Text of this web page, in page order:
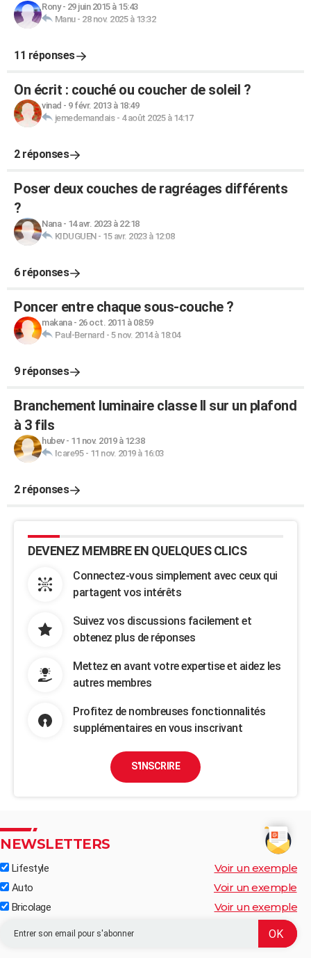
Rony- 29 juin 2015 à 15:43
Manu- 28 nov. 2025 à 13:32
11 réponses
On écrit : couché ou coucher de soleil ?
vinad - 9 févr. 2013 à 18:49
jemedemandais- 4 août 2025 à 14:17
2 réponses
Poser deux couches de ragréages différents
?
Nana- 14 avr. 2023 à 22:18
KIDUGUEN- 15 avr. 2023 à 12:08
6 réponses
Poncer entre chaque sous-couche ?
makana- 26 oct. 2011 à 08:59
Paul-Bernard - 5 nov. 2014 à 18:04
9 réponses
Branchement luminaire classe II sur un plafond
à 3 fils
hubev- 11 nov. 2019 à 12:38
Icare95- 11 nov. 2019 à 16:03
2 réponses
DEVENEZ MEMBRE EN QUELQUES CLICS
Connectez-vous simplement avec ceux qui
partagent vos intérêts
Suivez vos discussions facilement et
obtenez plus de réponses
Mettez en avant votre expertise et aidez les
autres membres
Profitez de nombreuses fonctionnalités
supplémentaires en vous inscrivant
S'INSCRIRE
NEWSLETTERS
Lifestyle Voir un exemple
Auto Voir un exemple
Bricolage Voir un exemple